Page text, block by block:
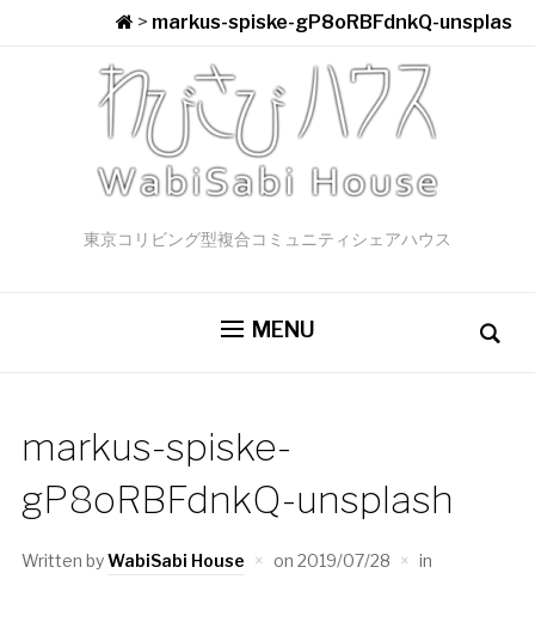
> markus-spiske-gP8oRBFdnkQ-unsplash
東京コリビング型複合コミュニティシェアハウス
MENU
markus-spiske-
gP8oRBFdnkQ-unsplash
Written byWabiSabi House on 2019/07/28 in